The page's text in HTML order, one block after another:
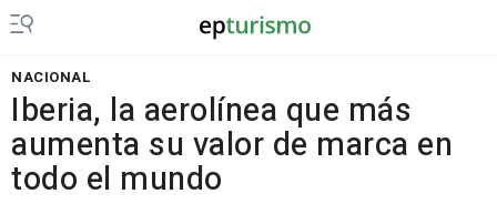
NACIONAL
Iberia, la aerolínea que más
aumenta su valor de marca en
todo el mundo